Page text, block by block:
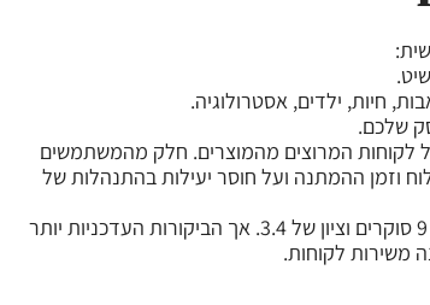
חיות, ילדים, אסטרולוגיה.
שלכם.
לקוחות המרוצים מהמוצרים. חלק מהמשתמשים
וזמן ההמתנה ועל חוסר יעילות בהתנהלות של
נראה שלא התקבלו מספיק ביקורות כדי לשפוט: רק 9 סוקרים וציון של 3.4. אך הביקורות העדכניות יותר
משירות לקוחות.